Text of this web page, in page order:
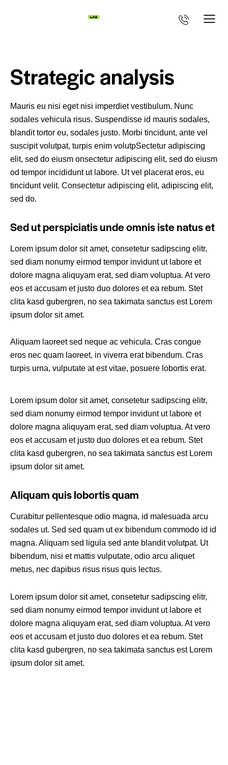
Strategic analysis
Mauris eu nisi eget nisi imperdiet vestibulum. Nunc
sodales vehicula risus. Suspendisse id mauris sodales,
blandit tortor eu, sodales justo. Morbi tincidunt, ante vel
suscipit volutpat, turpis enim volutpSectetur adipiscing
elit, sed do eiusm onsectetur adipiscing elit, sed do eiusm
od tempor incididunt ut labore. Ut vel placerat eros, eu
tincidunt velit. Consectetur adipiscing elit, adipiscing elit,
sed do.
Sed ut perspiciatis unde omnis iste natus et
Lorem ipsum dolor sit amet, consetetur sadipscing elitr,
sed diam nonumy eirmod tempor invidunt ut labore et
dolore magna aliquyam erat, sed diam voluptua. At vero
eos et accusam et justo duo dolores et ea rebum. Stet
clita kasd gubergren, no sea takimata sanctus est Lorem
ipsum dolor sit amet.
Aliquam laoreet sed neque ac vehicula. Cras congue
eros nec quam laoreet, in viverra erat bibendum. Cras
turpis urna, vulputate at est vitae, posuere lobortis erat.
Lorem ipsum dolor sit amet, consetetur sadipscing elitr,
sed diam nonumy eirmod tempor invidunt ut labore et
dolore magna aliquyam erat, sed diam voluptua. At vero
eos et accusam et justo duo dolores et ea rebum. Stet
clita kasd gubergren, no sea takimata sanctus est Lorem
ipsum dolor sit amet.
Aliquam quis lobortis quam
Curabitur pellentesque odio magna, id malesuada arcu
sodales ut. Sed sed quam ut ex bibendum commodo id id
magna. Aliquam sed ligula sed ante blandit volutpat. Ut
bibendum, nisi et mattis vulputate, odio arcu aliquet
metus, nec dapibus risus risus quis lectus.
Lorem ipsum dolor sit amet, consetetur sadipscing elitr,
sed diam nonumy eirmod tempor invidunt ut labore et
dolore magna aliquyam erat, sed diam voluptua. At vero
eos et accusam et justo duo dolores et ea rebum. Stet
clita kasd gubergren, no sea takimata sanctus est Lorem
ipsum dolor sit amet.